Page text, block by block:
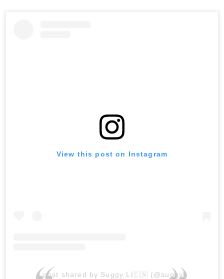
View this post on Instagram
A post shared by Suggy Li🇨🇳 (@suggyl)